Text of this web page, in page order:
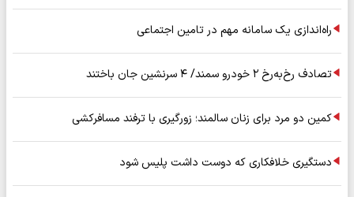
راه‌اندازی یک سامانه مهم در تامین اجتماعی
تصادف رخ‌به‌رخ ۲ خودرو سمند/ ۴ سرنشین جان باختند
کمین دو مرد برای زنان سالمند؛ زورگیری با ترفند مسافرکشی
دستگیری خلافکاری که دوست داشت پلیس شود